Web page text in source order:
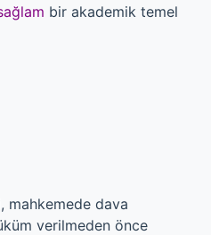
bir akademik temel
mahkemede dava
verilmeden önce